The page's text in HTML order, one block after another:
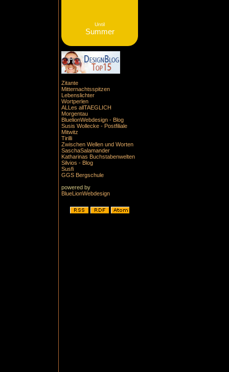
Until
Summer
Zitante
Mitternachtsspitzen
Lebenslichter
Wortperlen
ALLes allTAEGLICH
Morgentau
BluelionWebdesign - Blog
Susis Wollecke - Postfiliale
Mitwitz
Tirilli
Zwischen Wellen und Worten
SaschaSalamander
Katharinas Buchstabenwelten
Silvios - Blog
Susfi
GGS Bergschule
powered by
BlueLionWebdesign